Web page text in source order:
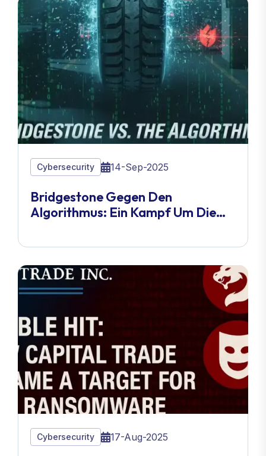
Cybersecurity 14-Sep-2025
Bridgestone Gegen Den
Algorithmus: Ein Kampf Um Die
Cybersecurity 17-Aug-2025